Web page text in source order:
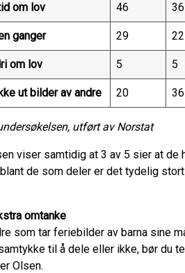
om lov 46 36
ganger 29 22
om lov 5 5
ut bilder av andre 20 36
utført av Norstat
viser samtidig at 3 av 5 sier at
de som deler er det tydelig
omtanke
som tar feriebilder av barna sine
til å dele eller ikke, bør du
Olsen.